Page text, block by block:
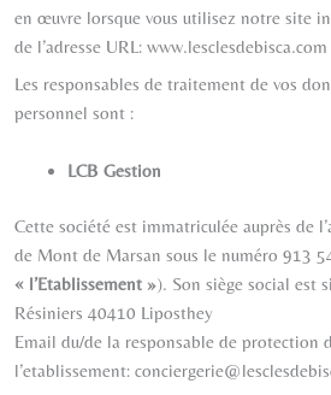
en œuvre lorsque vous utilisez notre site
de l’adresse URL: www.lesclesdebisca.com
Les responsables de traitement de vos
personnel sont :
LCB Gestion
Cette société est immatriculée auprès de
de Mont de Marsan sous le numéro 913
« l’Etablissement »). Son siège social est
Résiniers 40410 Liposthey
Email du/de la responsable de protection
l’etablissement: